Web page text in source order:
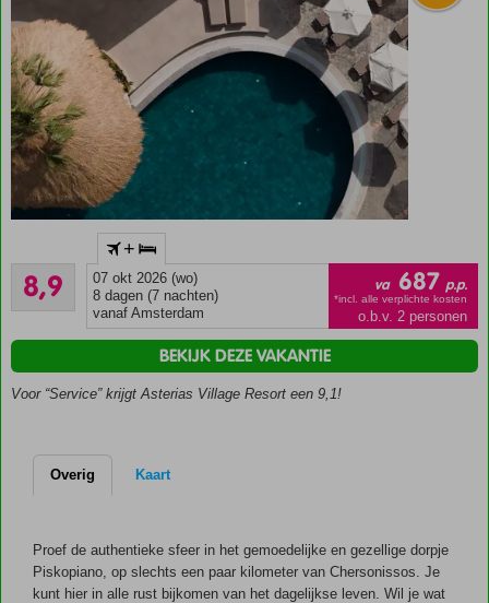
sfeer
Rustig
gelegen in
Piskopiano
Fijn
zwembad
over zee
Ontbijt of
mogelijk
8,9
Aanrader
31
beoordelingen
+
07 okt 2026 (wo)
8 dagen (7 nachten)
vanaf Amsterdam
va 687 p.p.
*incl. alle verplichte kosten
o.b.v. 2 personen
Voor “Service” krijgt Asterias Village Resort een 9,1!
BEKIJK DEZE VAKANTIE
Overig Kaart
Proef de authentieke sfeer in het gemoedelijke en gezellige dorpje
Piskopiano, op slechts een paar kilometer van Chersonissos. Je
kunt hier in alle rust bijkomen van het dagelijkse leven. Wil je wat